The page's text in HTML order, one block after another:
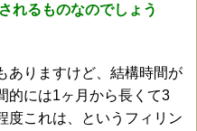
れるものなのでしょう
ありますけど、結構時間が
的には1ヶ月から長くて3
度これは、というフィリン